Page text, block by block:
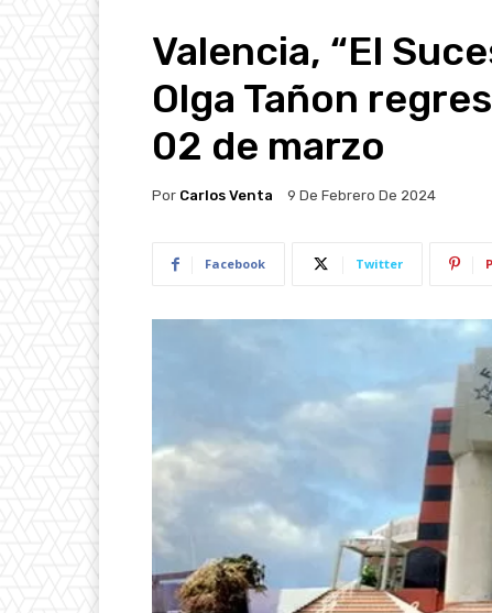
Valencia, “El
Olga Tañon
02 de marzo
Por Carlos Venta 9 De Febrero De 2024
Facebook Twitter